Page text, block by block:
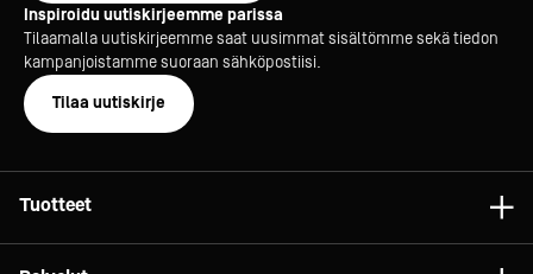
Inspiroidu uutiskirjeemme parissa
Tilaamalla uutiskirjeemme saat uusimmat sisältömme sekä tiedon
kampanjoistamme suoraan sähköpostiisi.
Tilaa uutiskirje
Tuotteet